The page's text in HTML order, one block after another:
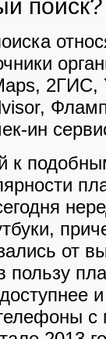
поиск?
2ГИС,
ин
к
от
пользу